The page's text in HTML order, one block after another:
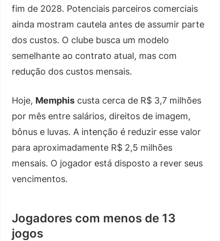
fim de 2028. Potenciais parceiros comerciais
ainda mostram cautela antes de assumir parte
dos custos. O clube busca um modelo
semelhante ao contrato atual, mas com
redução dos custos mensais.
Hoje, Memphis custa cerca de R$ 3,7 milhões
por mês entre salários, direitos de imagem,
bônus e luvas. A intenção é reduzir esse valor
para aproximadamente R$ 2,5 milhões
mensais. O jogador está disposto a rever seus
vencimentos.
Jogadores com menos de 13
jogos